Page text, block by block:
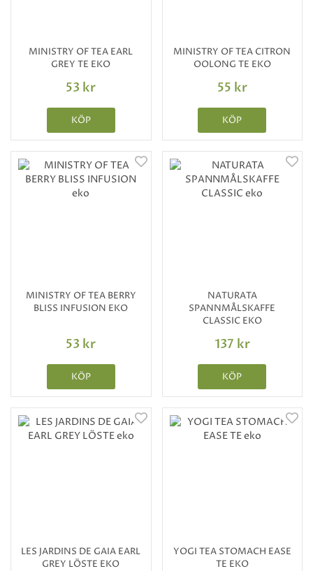
MINISTRY OF TEA EARL
GREY TE EKO
53 kr
KÖP
MINISTRY OF TEA CITRON
OOLONG TE EKO
55 kr
KÖP
MINISTRY OF TEA BERRY
BLISS INFUSION EKO
53 kr
KÖP
NATURATA
SPANNMÅLSKAFFE
CLASSIC EKO
137 kr
KÖP
LES JARDINS DE GAIA EARL
GREY LÖSTE EKO
YOGI TEA STOMACH EASE
TE EKO